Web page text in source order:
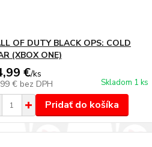
OF DUTY BLACK OPS: COLD
(XBOX ONE)
€/ks
€ bez DPH Skladom 1 ks
Pridať do košíka